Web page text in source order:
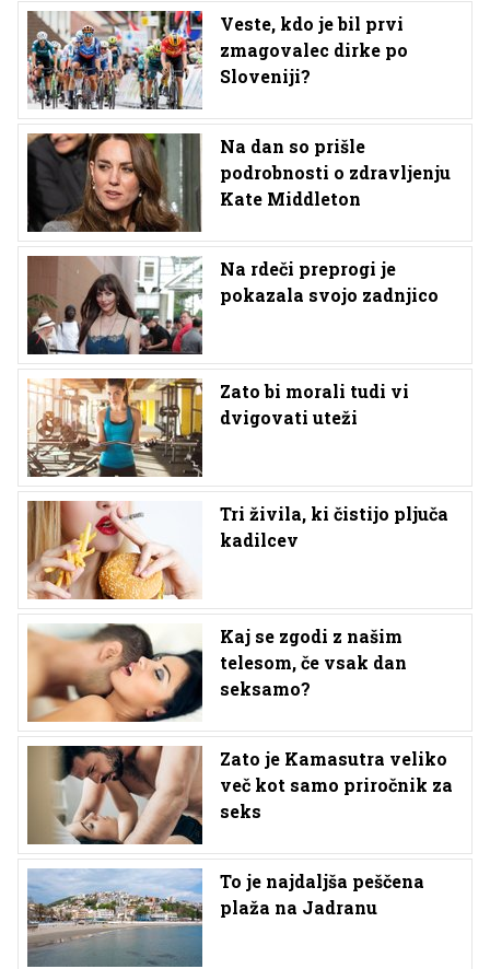
Veste, kdo je bil prvi
zmagovalec dirke po
Sloveniji?
Na dan so prišle
podrobnosti o zdravljenju
Kate Middleton
Na rdeči preprogi je
pokazala svojo zadnjico
Zato bi morali tudi vi
dvigovati uteži
Tri živila, ki čistijo pljuča
kadilcev
Kaj se zgodi z našim
telesom, če vsak dan
seksamo?
Zato je Kamasutra veliko
več kot samo priročnik za
seks
To je najdaljša peščena
plaža na Jadranu